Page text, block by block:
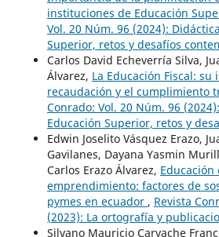
instituciones de Educación
Vol. 20 Núm. 96 (2024):
Superior, retos y desafíos
Carlos David Echeverría Silva,
Álvarez, La Educación Fiscal: su
recaudación y el cumplimiento
Conrado: Vol. 20 Núm. 96
Educación Superior, retos y
Edwin Joselito Vásquez Erazo,
Gavilanes, Dayana Yasmin
Carlos Erazo Álvarez,
emprendimiento: factores de
pymes en ecuador , Revista
(2023): La ortografía y
Silvano Mauricio Carvache